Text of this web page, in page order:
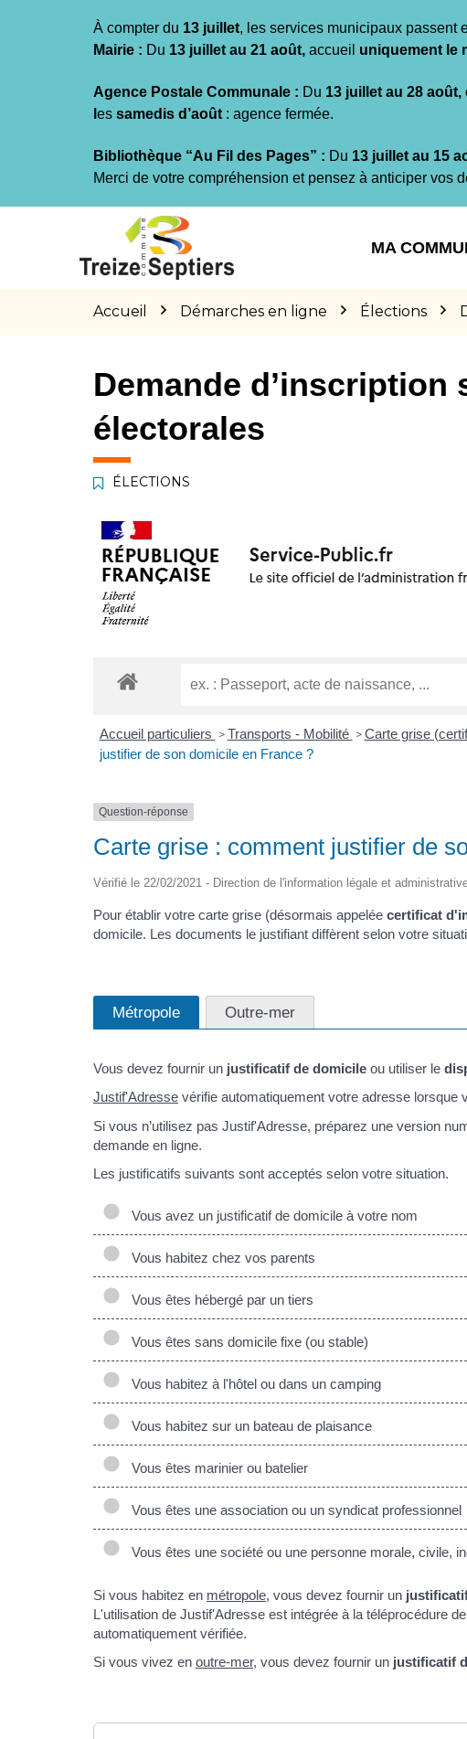
À compter du 13 juillet, les services municipaux passent
Mairie : Du 13 juillet au 21 août, accueil uniquement le
Agence Postale Communale : Du 13 juillet au 28 août,
es samedis d’août : agence fermée.
Bibliothèque “Au Fil des Pages” : Du 13 juillet au 15
Merci de votre compréhension et pensez à anticiper vos
MA
Accueil Démarches en ligne Élections
Demande d’inscription
électorales
ÉLECTIONS
Accueil particuliers > Transports - Mobilité > Carte grise
justifier de son domicile en France ?
Question-réponse
Carte grise : comment justifier de
Vérifié le 22/02/2021 - Direction de l'information légale et
Pour établir votre carte grise (désormais appelée certificat
domicile. Les documents le justifiant diffèrent selon votre
Métropole Outre-mer
Vous devez fournir un justificatif de domicile ou utiliser le
Justif'Adresse vérifie automatiquement votre adresse lorsque
Si vous n’utilisez pas Justif'Adresse, préparez une version
demande en ligne.
Les justificatifs suivants sont acceptés selon votre situation.
Vous avez un justificatif de domicile à votre nom
Vous habitez chez vos parents
Vous êtes hébergé par un tiers
Vous êtes sans domicile fixe (ou stable)
Vous habitez à l'hôtel ou dans un camping
Vous habitez sur un bateau de plaisance
Vous êtes marinier ou batelier
Vous êtes une association ou un syndicat professionnel
Vous êtes une société ou une personne morale, civile,
Si vous habitez en métropole, vous devez fournir un
L'utilisation de Justif'Adresse est intégrée à la téléprocédure
automatiquement vérifiée.
Si vous vivez en outre-mer, vous devez fournir un justificatif